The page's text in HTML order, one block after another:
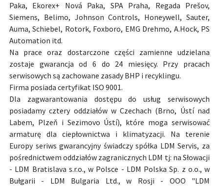
Paka, Ekorex+ Nová Paka, SPA Praha, Regada Prešov,
Siemens, Belimo, Johnson Controls, Honeywell, Sauter,
Auma, Schiebel, Rotork, Foxboro, EMG Drehmo, A.Hock, PS
Automation itd.
Na prace oraz dostarczone części zamienne udzielana
zostaje gwarancja od 6 do 24 miesięcy. Przy pracach
serwisowych są zachowane zasady BHP i recyklingu.
Firma posiada certyfikat ISO 9001.
Dla zagwarantowania dostępu do usług serwisowych
posiadamy cztery oddziałów w Czechach (Brno, Ústí nad
Labem, Plzeň i Sezimovo Ústí), które moga serwisować
armaturę dla ciepłownictwa i klimatyzacji. Na terenie
Europy seriws gwarancyjny świadczy spółka LDM Servis, za
pośrednictwem oddziałów zagranicznych LDM tj: na Słowacji
- LDM Bratislava s.r.o., w Polsce - LDM Polska Sp. z o.o., w
Bułgarii - LDM Bulgaria Ltd., w Rosji - OOO "LDM